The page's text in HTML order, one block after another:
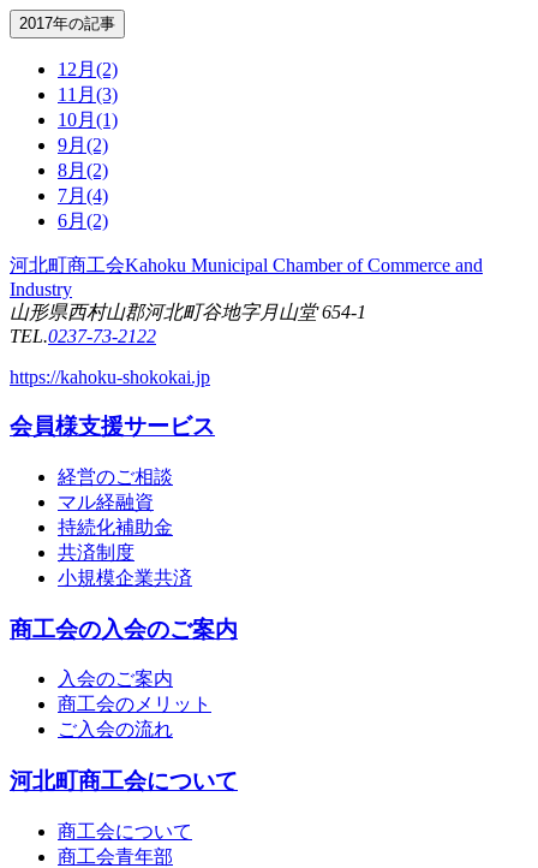
2017年の記事
12月 (2)
11月 (3)
10月 (1)
9月 (2)
8月 (2)
7月 (4)
6月 (2)
河北町商工会Kahoku Municipal Chamber of Commerce and
Industry
山形県西村山郡河北町谷地字月山堂 654-1
TEL.0237-73-2122
https://kahoku-shokokai.jp
会員様支援サービス
経営のご相談
マル経融資
持続化補助金
共済制度
小規模企業共済
商工会の入会のご案内
入会のご案内
商工会のメリット
ご入会の流れ
河北町商工会について
商工会について
商工会青年部